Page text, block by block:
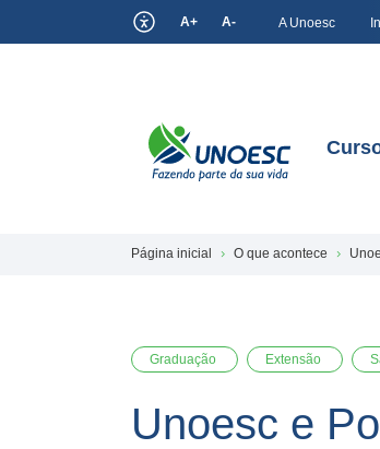
A+ A- A Unoesc
Página inicial O que acontece
Graduação Extensão
Unoesc e